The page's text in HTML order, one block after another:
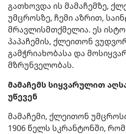
გათხოვდა ის მამაჩემზე,
უმცროსზე, ჩემი აზრით,
მრავლისმთქმელია. ეს
პაპაჩემის, ქლეითონ
გამჭრიახობასა და
მზრუნველობას.
მამაჩემს სიყვარულით
უწევენ
მამაჩემი, ქლეითონ
1906 წელს სკრანტონში,